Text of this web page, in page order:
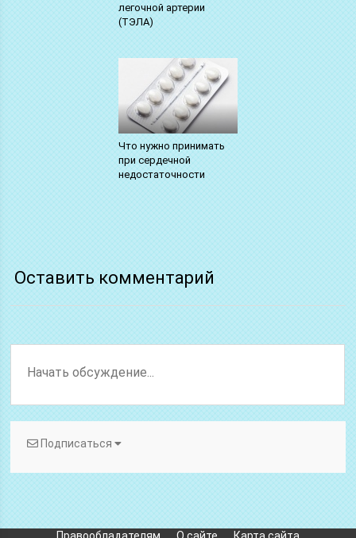
легочной артерии
(ТЭЛА)
Что нужно принимать
при сердечной
недостаточности
Оставить комментарий
Подписаться